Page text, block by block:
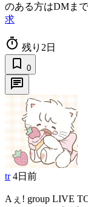
のある方はDMま
求
timer 残り2日
bookmark_border 0
chat
tr 4日前
Aぇ! group LIVE